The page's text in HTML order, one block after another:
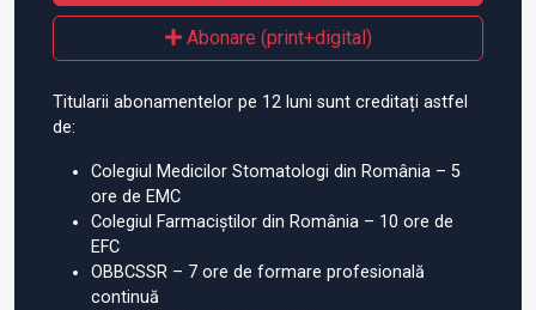
Abonare (print+digital)
Titularii abonamentelor pe 12 luni sunt creditați astfel
de:
Colegiul Medicilor Stomatologi din România – 5
ore de EMC
Colegiul Farmaciștilor din România – 10 ore de
EFC
OBBCSSR – 7 ore de formare profesională
continuă